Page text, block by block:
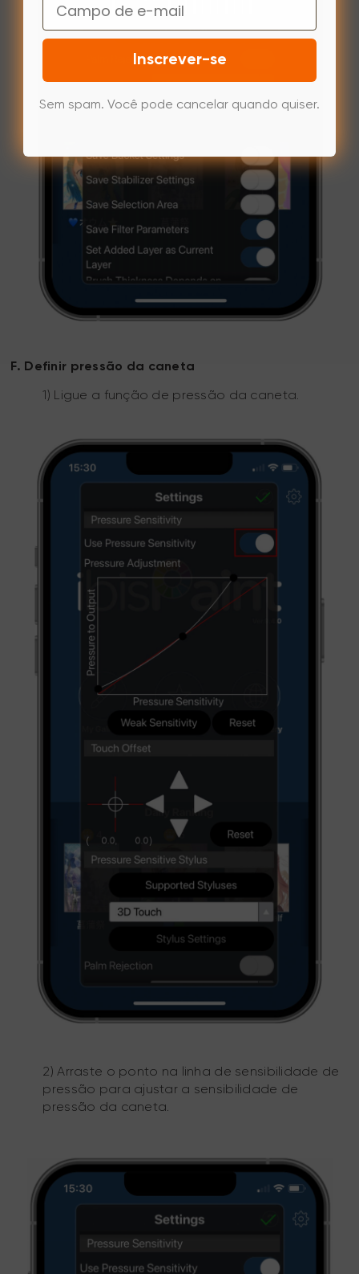
F. Definir pressão da caneta
1) Ligue a função de pressão da caneta.
2) Arraste o ponto na linha de sensibilidade de
pressão para ajustar a sensibilidade de
pressão da caneta.
Inscrever-se
Sem spam. Você pode cancelar quando quiser.